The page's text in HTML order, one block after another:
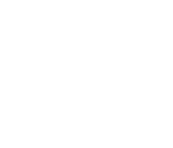
da das
besorgt,
empfehle ich die